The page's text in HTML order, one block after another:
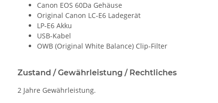
Canon EOS 60Da Gehäuse
Original Canon LC‑E6 Ladegerät
LP‑E6 Akku
USB-Kabel
OWB (Original White Balance) Clip-Filter
Zustand / Gewährleistung / Rechtliches
2 Jahre Gewährleistung.